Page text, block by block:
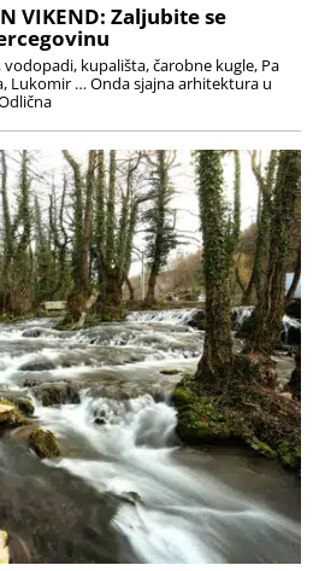
VIKEND: Zaljubite se
kupališta, čarobne kugle, Pa
Lukomir … Onda sjajna arhitektura u